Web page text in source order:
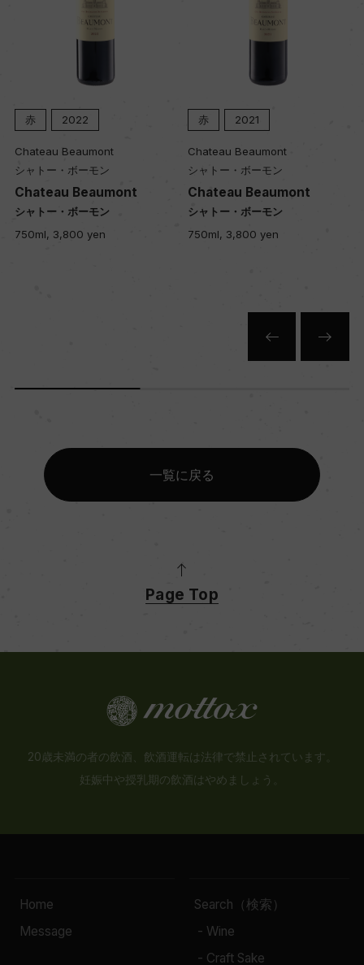
赤 2022
Chateau Beaumont
シャトー・ボーモン
Chateau Beaumont
シャトー・ボーモン
750ml, 3,800 yen
赤 2021
Chateau Beaumont
シャトー・ボーモン
Chateau Beaumont
シャトー・ボーモン
750ml, 3,800 yen
一覧に戻る
Page Top
20歳未満の者の飲酒、飲酒運転は法律で禁止されています。
妊娠中や授乳期の飲酒はやめましょう。
Home
Message
Search（検索）
- Wine
- Craft Sake